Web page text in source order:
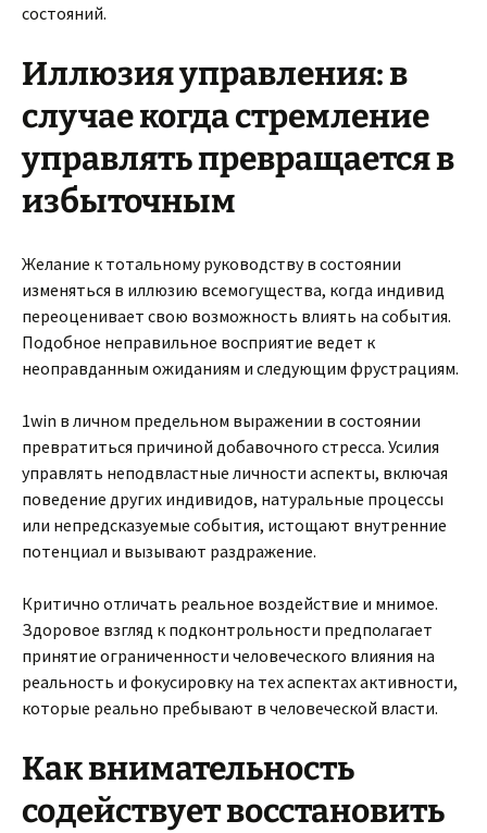
состояний.
Иллюзия управления: в
случае когда стремление
управлять превращается в
избыточным
Желание к тотальному руководству в состоянии
изменяться в иллюзию всемогущества, когда индивид
переоценивает свою возможность влиять на события.
Подобное неправильное восприятие ведет к
неоправданным ожиданиям и следующим фрустрациям.
1win в личном предельном выражении в состоянии
превратиться причиной добавочного стресса. Усилия
управлять неподвластные личности аспекты, включая
поведение других индивидов, натуральные процессы
или непредсказуемые события, истощают внутренние
потенциал и вызывают раздражение.
Критично отличать реальное воздействие и мнимое.
Здоровое взгляд к подконтрольности предполагает
принятие ограниченности человеческого влияния на
реальность и фокусировку на тех аспектах активности,
которые реально пребывают в человеческой власти.
Как внимательность
содействует восстановить